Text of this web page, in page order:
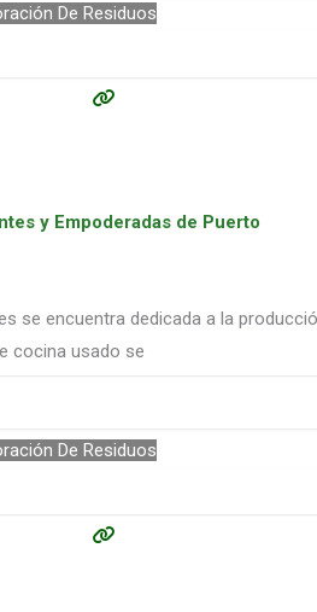
De Residuos
y Empoderadas de Puerto
se encuentra dedicada a la
cocina usado se
De Residuos